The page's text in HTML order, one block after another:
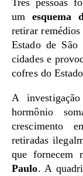
Três pessoas
um esquema
retirar
Estado de
cidades e
cofres do
A
hormônio
crescimento
retiradas
que fornecem
Paulo. A